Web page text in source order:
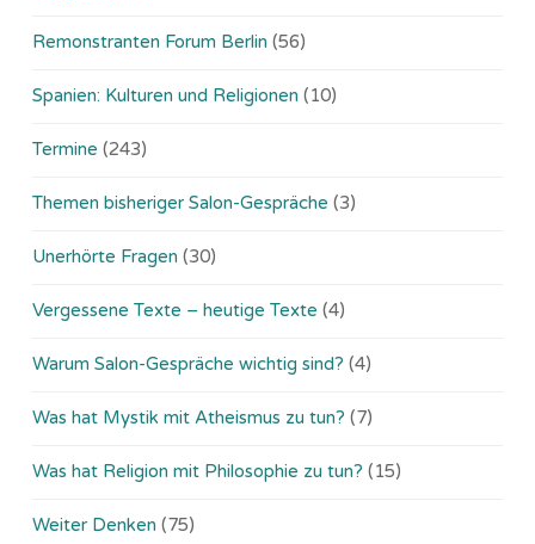
Remonstranten Forum Berlin (56)
Spanien: Kulturen und Religionen (10)
Termine (243)
Themen bisheriger Salon-Gespräche (3)
Unerhörte Fragen (30)
Vergessene Texte – heutige Texte (4)
Warum Salon-Gespräche wichtig sind? (4)
Was hat Mystik mit Atheismus zu tun? (7)
Was hat Religion mit Philosophie zu tun? (15)
Weiter Denken (75)